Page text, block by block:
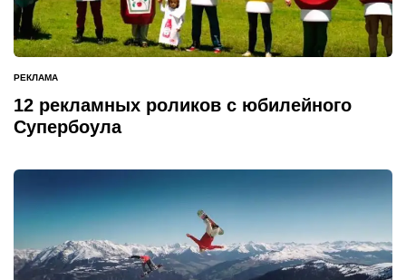
ОПУБЛИКОВАНО
В
РЕКЛАМА
12 рекламных роликов с юбилейного
Супербоула